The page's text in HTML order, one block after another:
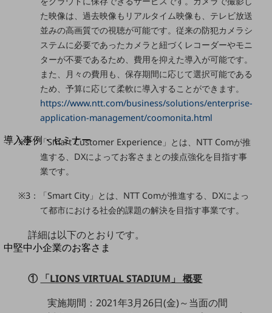
運用保守・故障紛失サポート
回線・ネットワーク
別ウィンドウで開きます
サービスをご利用中のお客さま
導入事例・セミナー
導入事例TOP
最新の導入事例や注目の導入事例をご紹介します
開催・出展する各種セミナー、イベント情報をご紹介します
中堅中小企業のお客さま
ビジネスお役立ち情報
旬な話題やお役立ち資料などDXの課題を
解決するヒントをお届けする記事サイト
た映像は、過去映像もリアルタイム映像も、テレビ放送
並みの高画質での視聴が可能です。従来の防犯カメラシ
ステムに必要であったカメラと紐づくレコーダーやモニ
ターが不要であるため、費用を抑えた導入が可能です。
また、月々の費用も、保存期間に応じて選択可能である
ため、予算に応じて柔軟に導入することができます。
https://www.ntt.com/business/solutions/enterprise-
application-management/coomonita.html
※2：「Smart Customer Experience」とは、NTT Comが推
進する、DXによってお客さまとの接点強化を目指す事
業です。
※3：「Smart City」とは、NTT Comが推進する、DXによっ
て都市における社会的課題の解決を目指す事業です。
詳細は以下のとおりです。
① 「LIONS VIRTUAL STADIUM」 概要
実施期間：2021年3月26日(金)～当面の間